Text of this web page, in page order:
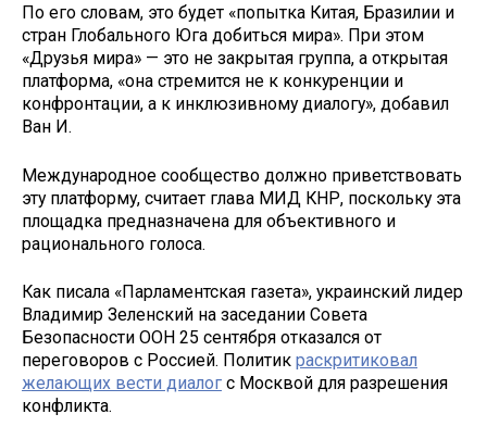
По его словам, это будет «попытка Китая, Бразилии и
стран Глобального Юга добиться мира». При этом
«Друзья мира» — это не закрытая группа, а открытая
платформа, «она стремится не к конкуренции и
конфронтации, а к инклюзивному диалогу», добавил
Ван И.
Международное сообщество должно приветствовать
эту платформу, считает глава МИД КНР, поскольку эта
площадка предназначена для объективного и
рационального голоса.
Как писала «Парламентская газета», украинский лидер
Владимир Зеленский на заседании Совета
Безопасности ООН 25 сентября отказался от
переговоров с Россией. Политик раскритиковал
желающих вести диалог с Москвой для разрешения
конфликта.